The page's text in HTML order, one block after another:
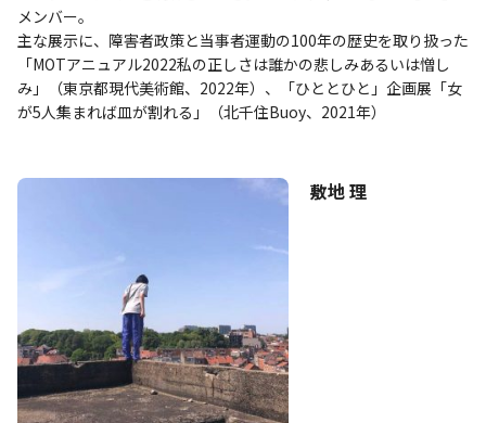
メンバー。
主な展示に、障害者政策と当事者運動の100年の歴史を取り扱った
「MOTアニュアル2022私の正しさは誰かの悲しみあるいは憎し
み」（東京都現代美術館、2022年）、「ひととひと」企画展「女
が5人集まれば皿が割れる」（北千住Buoy、2021年）
敷地 理